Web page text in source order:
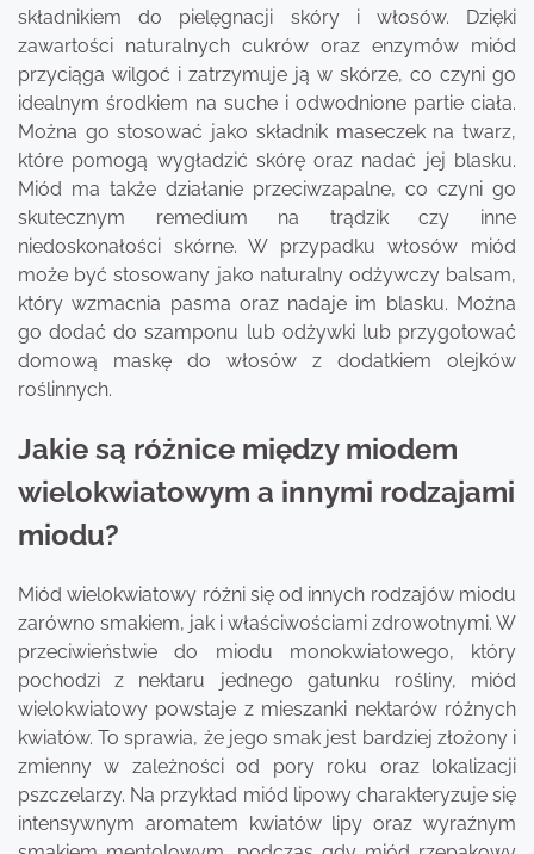
składnikiem do pielęgnacji skóry i włosów. Dzięki
zawartości naturalnych cukrów oraz enzymów miód
przyciąga wilgoć i zatrzymuje ją w skórze, co czyni go
idealnym środkiem na suche i odwodnione partie ciała.
Można go stosować jako składnik maseczek na twarz,
które pomogą wygładzić skórę oraz nadać jej blasku.
Miód ma także działanie przeciwzapalne, co czyni go
skutecznym remedium na trądzik czy inne
niedoskonałości skórne. W przypadku włosów miód
może być stosowany jako naturalny odżywczy balsam,
który wzmacnia pasma oraz nadaje im blasku. Można
go dodać do szamponu lub odżywki lub przygotować
domową maskę do włosów z dodatkiem olejków
roślinnych.
Jakie są różnice między miodem
wielokwiatowym a innymi rodzajami
miodu?
Miód wielokwiatowy różni się od innych rodzajów miodu
zarówno smakiem, jak i właściwościami zdrowotnymi. W
przeciwieństwie do miodu monokwiatowego, który
pochodzi z nektaru jednego gatunku rośliny, miód
wielokwiatowy powstaje z mieszanki nektarów różnych
kwiatów. To sprawia, że jego smak jest bardziej złożony i
zmienny w zależności od pory roku oraz lokalizacji
pszczelarzy. Na przykład miód lipowy charakteryzuje się
intensywnym aromatem kwiatów lipy oraz wyraźnym